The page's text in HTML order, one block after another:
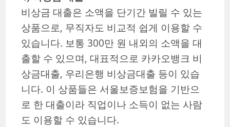
비상금 대출은 소액을 단기간 빌릴 수 있는
상품으로, 무직자도 비교적 쉽게 이용할 수
있습니다. 보통 300만 원 내외의 소액을 대
출할 수 있으며, 대표적으로 카카오뱅크 비
상금대출, 우리은행 비상금대출 등이 있습
니다. 이 상품들은 서울보증보험을 기반으
로 한 대출이라 직업이나 소득이 없는 사람
도 이용할 수 있습니다.